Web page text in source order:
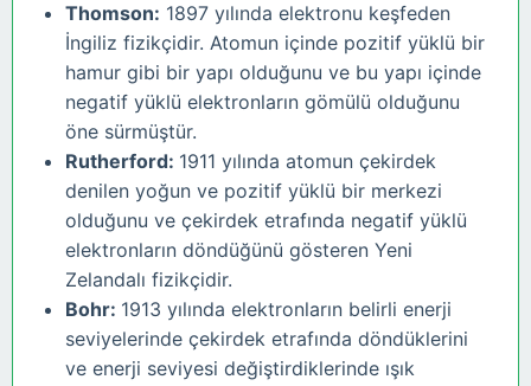
Thomson: 1897 yılında elektronu keşfeden
İngiliz fizikçidir. Atomun içinde pozitif yüklü bir
hamur gibi bir yapı olduğunu ve bu yapı içinde
negatif yüklü elektronların gömülü olduğunu
öne sürmüştür.
Rutherford: 1911 yılında atomun çekirdek
denilen yoğun ve pozitif yüklü bir merkezi
olduğunu ve çekirdek etrafında negatif yüklü
elektronların döndüğünü gösteren Yeni
Zelandalı fizikçidir.
Bohr: 1913 yılında elektronların belirli enerji
seviyelerinde çekirdek etrafında döndüklerini
ve enerji seviyesi değiştirdiklerinde ışık